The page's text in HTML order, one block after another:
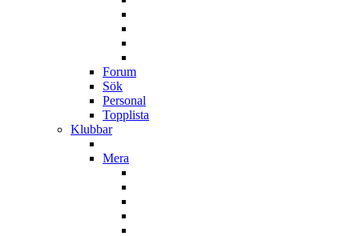
Forum
Sök
Personal
Topplista
Klubbar
Mera